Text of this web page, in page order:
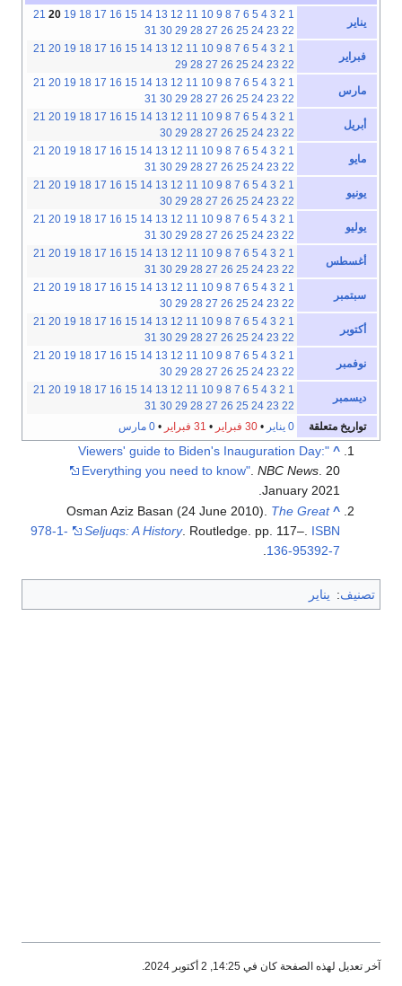
يناير
1
2
3
4
5
6
7
8
9
10
11
12
13
14
15
16
17
18
19
20
21
22
23
24
25
26
27
28
29
30
31
فبراير
1
2
3
4
5
6
7
8
9
10
11
12
13
14
15
16
17
18
19
20
21
22
23
24
25
26
27
28
29
مارس
1
2
3
4
5
6
7
8
9
10
11
12
13
14
15
16
17
18
19
20
21
22
23
24
25
26
27
28
29
30
31
أبريل
1
2
3
4
5
6
7
8
9
10
11
12
13
14
15
16
17
18
19
20
21
22
23
24
25
26
27
28
29
30
مايو
1
2
3
4
5
6
7
8
9
10
11
12
13
14
15
16
17
18
19
20
21
22
23
24
25
26
27
28
29
30
31
يونيو
1
2
3
4
5
6
7
8
9
10
11
12
13
14
15
16
17
18
19
20
21
22
23
24
25
26
27
28
29
30
يوليو
1
2
3
4
5
6
7
8
9
10
11
12
13
14
15
16
17
18
19
20
21
22
23
24
25
26
27
28
29
30
31
أغسطس
1
2
3
4
5
6
7
8
9
10
11
12
13
14
15
16
17
18
19
20
21
22
23
24
25
26
27
28
29
30
31
سبتمبر
1
2
3
4
5
6
7
8
9
10
11
12
13
14
15
16
17
18
19
20
21
22
23
24
25
26
27
28
29
30
أكتوبر
1
2
3
4
5
6
7
8
9
10
11
12
13
14
15
16
17
18
19
20
21
22
23
24
25
26
27
28
29
30
31
نوفمبر
1
2
3
4
5
6
7
8
9
10
11
12
13
14
15
16
17
18
19
20
21
22
23
24
25
26
27
28
29
30
ديسمبر
1
2
3
4
5
6
7
8
9
10
11
12
13
14
15
16
17
18
19
20
21
22
23
24
25
26
27
28
29
30
31
تواريخ متعلقة
0 يناير •30 فبراير • 31 فبراير •0 مارس
^
"Viewers' guide to Biden's Inauguration Day:
Everything you need to know" .NBC News . 20
January 2021.
^
Osman Aziz Basan (24 June 2010). The Great
Seljuqs: A History. Routledge. pp. 117–. ISBN
978-1-
136-95392-7
.
تصنيف: يناير
آخر تعديل لهذه الصفحة كان في 14:25, 2 أكتوبر 2024.